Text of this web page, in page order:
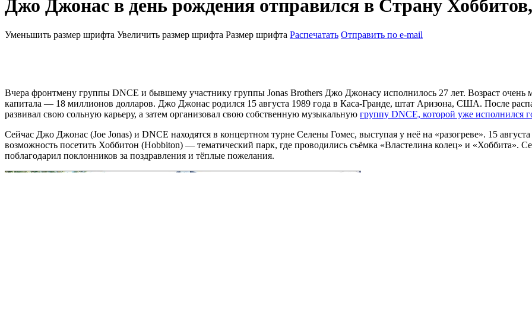
Джо Джонас в день рождения отправился в Страну
Уменьшить размер шрифта Увеличить размер шрифта Размер шрифта Распечатать Отправить по e-mail
Вчера фронтмену группы DNCE и бывшему участнику группы Jonas Brothers Джо Джонасу исполнилось 27 лет. Возраст очень
капитала — 18 миллионов долларов. Джо Джонас родился 15 августа 1989 года в Каса-Гранде, штат Аризона, США. После
развивал свою сольную карьеру, а затем организовал свою собственную музыкальную группу DNCE, которой уже исполнился
Сейчас Джо Джонас (Joe Jonas) и DNCE находятся в концертном турне Селены Гомес, выступая у неё на «разогреве». 15
возможность посетить Хоббитон (Hobbiton) — тематический парк, где проводились съёмка «Властелина колец» и «Хоббита».
поблагодарил поклонников за поздравления и тёплые пожелания.